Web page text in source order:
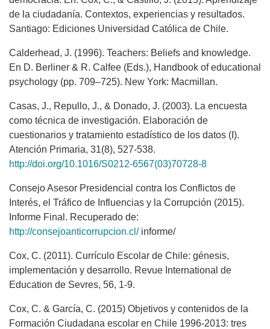
de la ciudadanía. Contextos, experiencias y resultados.
Santiago: Ediciones Universidad Católica de Chile.
Calderhead, J. (1996). Teachers: Beliefs and knowledge.
En D. Berliner & R. Calfee (Eds.), Handbook of educational
psychology (pp. 709–725). New York: Macmillan.
Casas, J., Repullo, J., & Donado, J. (2003). La encuesta
como técnica de investigación. Elaboración de
cuestionarios y tratamiento estadístico de los datos (I).
Atención Primaria, 31(8), 527-538.
http://doi.org/10.1016/S0212-6567(03)70728-8
Consejo Asesor Presidencial contra los Conflictos de
Interés, el Tráfico de Influencias y la Corrupción (2015).
Informe Final. Recuperado de:
http://consejoanticorrupcion.cl/informe/
Cox, C. (2011). Currículo Escolar de Chile: génesis,
implementación y desarrollo. Revue International de
Education de Sevres, 56, 1-9.
Cox, C. & García, C. (2015) Objetivos y contenidos de la
Formación Ciudadana escolar en Chile 1996-2013: tres